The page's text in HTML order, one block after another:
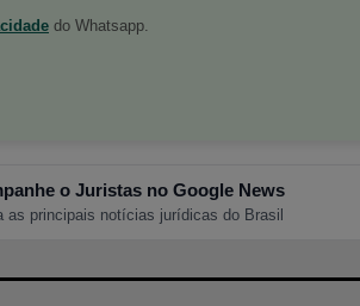
do Whatsapp.
o Juristas no Google News
as principais notícias jurídicas do Brasil